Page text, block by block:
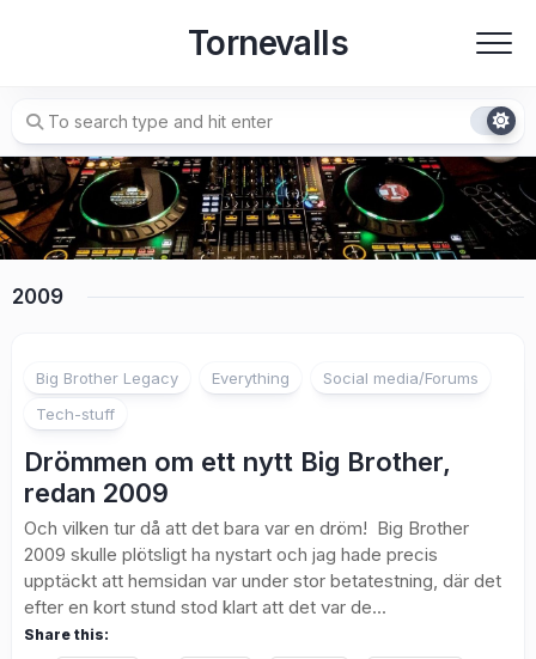
Tornevalls
2009
Big Brother Legacy Everything
Social media/Forums
Tech-stuff
Drömmen om ett nytt Big Brother,
redan 2009
Och vilken tur då att det bara var en dröm! Big Brother
2009 skulle plötsligt ha nystart och jag hade precis
upptäckt att hemsidan var under stor betatestning, där det
efter en kort stund stod klart att det var de...
Share this: